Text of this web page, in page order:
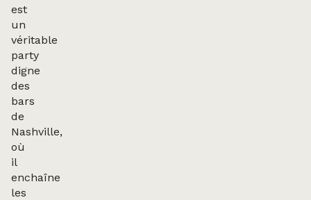
est
un
véritable
party
digne
des
bars
de
Nashville,
où
il
enchaîne
les